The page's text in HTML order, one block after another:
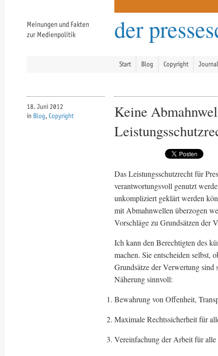
Meinungen und Fakten
zur Medienpolitik
der
Start Blog Copyright
18. Juni 2012
in Blog, Copyright
Keine
Das Leistungsschutzrecht für
verantwortungsvoll genutzt
unkompliziert geklärt werden
mit Abmahnwellen überzogen
Vorschläge zu Grundsätzen der
Ich kann den Berechtigten des
machen. Sie entscheiden selbst,
Grundsätze der Verwertung
Näherung sinnvoll:
Bewahrung von Offenheit,
Maximale Rechtssicherheit für
Vereinfachung der Arbeit für